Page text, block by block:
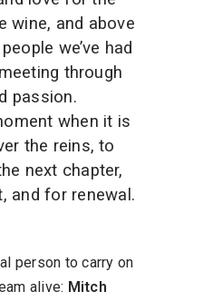
wine, and above
we’ve had
through
passion.
when it is
the reins, to
next chapter,
and for renewal.
person to carry on
alive: Mitch